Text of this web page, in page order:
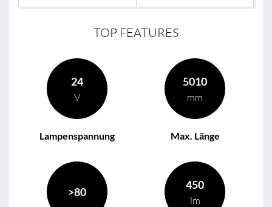
TOP FEATURES
24
V
Lampenspannung
5010
mm
Max. Länge
>80
450
lm